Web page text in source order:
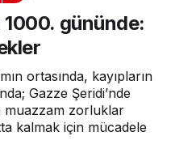
Kaybettigününde:
Rakamlarla acı
1000. gününde:
ortasında, kayıpların
Gazze Şeridi’nde
muazzam zorluklar
kalmak için mücadele